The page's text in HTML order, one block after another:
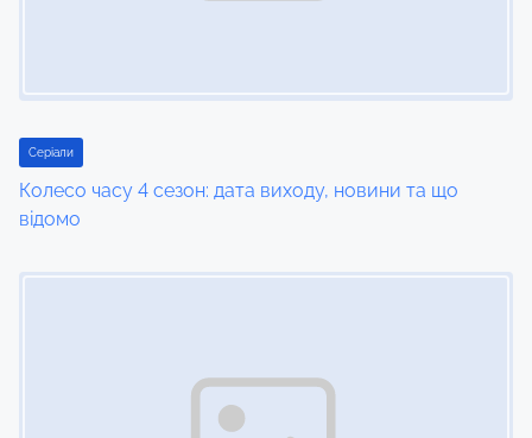
Серіали
Колесо часу 4 сезон: дата виходу, новини та що
відомо